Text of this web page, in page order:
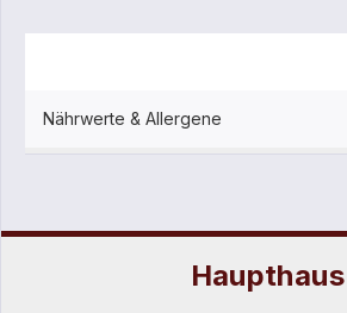
Nährwerte & Allergene
Haupthaus